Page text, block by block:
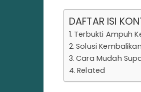
DAFTAR ISI
Terbukti Ampuh
Solusi
Cara Mudah
Related